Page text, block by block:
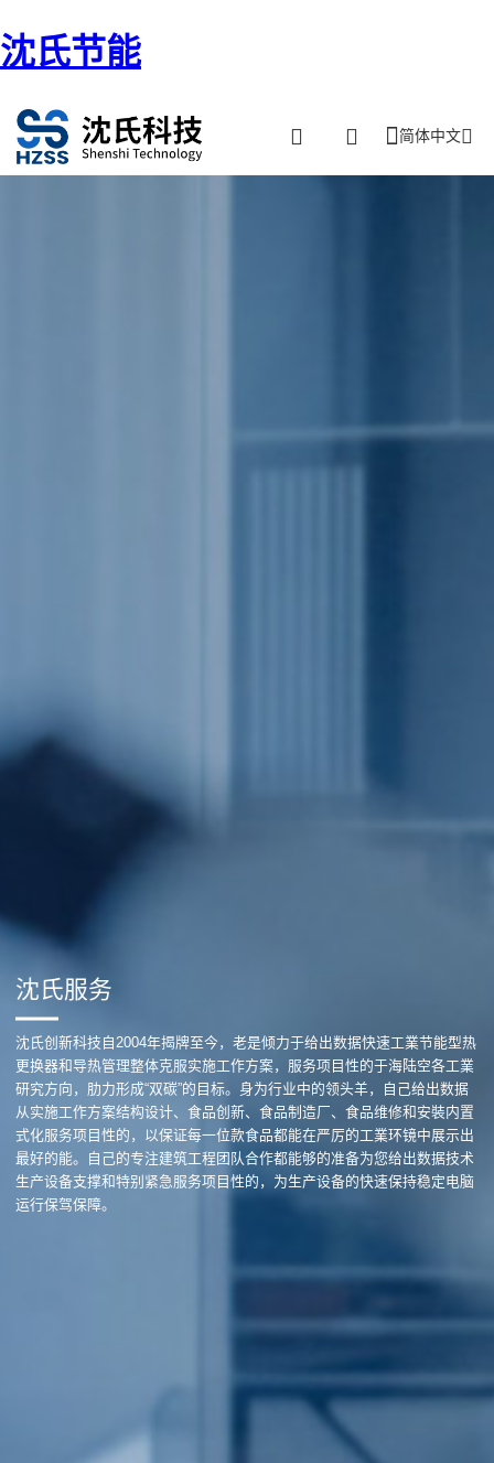
沈氏节能
简体中文
沈氏服务
沈氏创新科技自2004年揭牌至今，老是倾力于给出数据快速工業节能型热
更换器和导热管理整体克服实施工作方案，服务项目性的于海陆空各工業
研究方向，肋力形成“双碳”的目标。身为行业中的领头羊，自己给出数据
从实施工作方案结构设计、食品创新、食品制造厂、食品维修和安裝内置
式化服务项目性的，以保证每一位款食品都能在严厉的工業环镜中展示出
最好的能。自己的专注建筑工程团队合作都能够的准备为您给出数据技术
生产设备支撑和特别紧急服务项目性的，为生产设备的快速保持稳定电脑
运行保驾保障。